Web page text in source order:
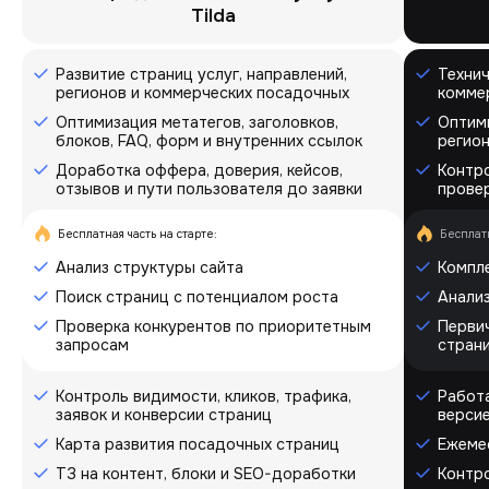
Tilda
Развитие страниц услуг, направлений,
регионов и коммерческих посадочных
Оптимизация метатегов, заголовков,
блоков, FAQ, форм и внутренних ссылок
Доработка оффера, доверия, кейсов,
отзывов и пути пользователя до заявки
Бесплатная часть на старте:
Анализ структуры сайта
Поиск страниц с потенциалом роста
Проверка конкурентов по приоритетным
запросам
Контроль видимости, кликов, трафика,
заявок и конверсии страниц
Карта развития посадочных страниц
ТЗ на контент, блоки и SEO-доработки